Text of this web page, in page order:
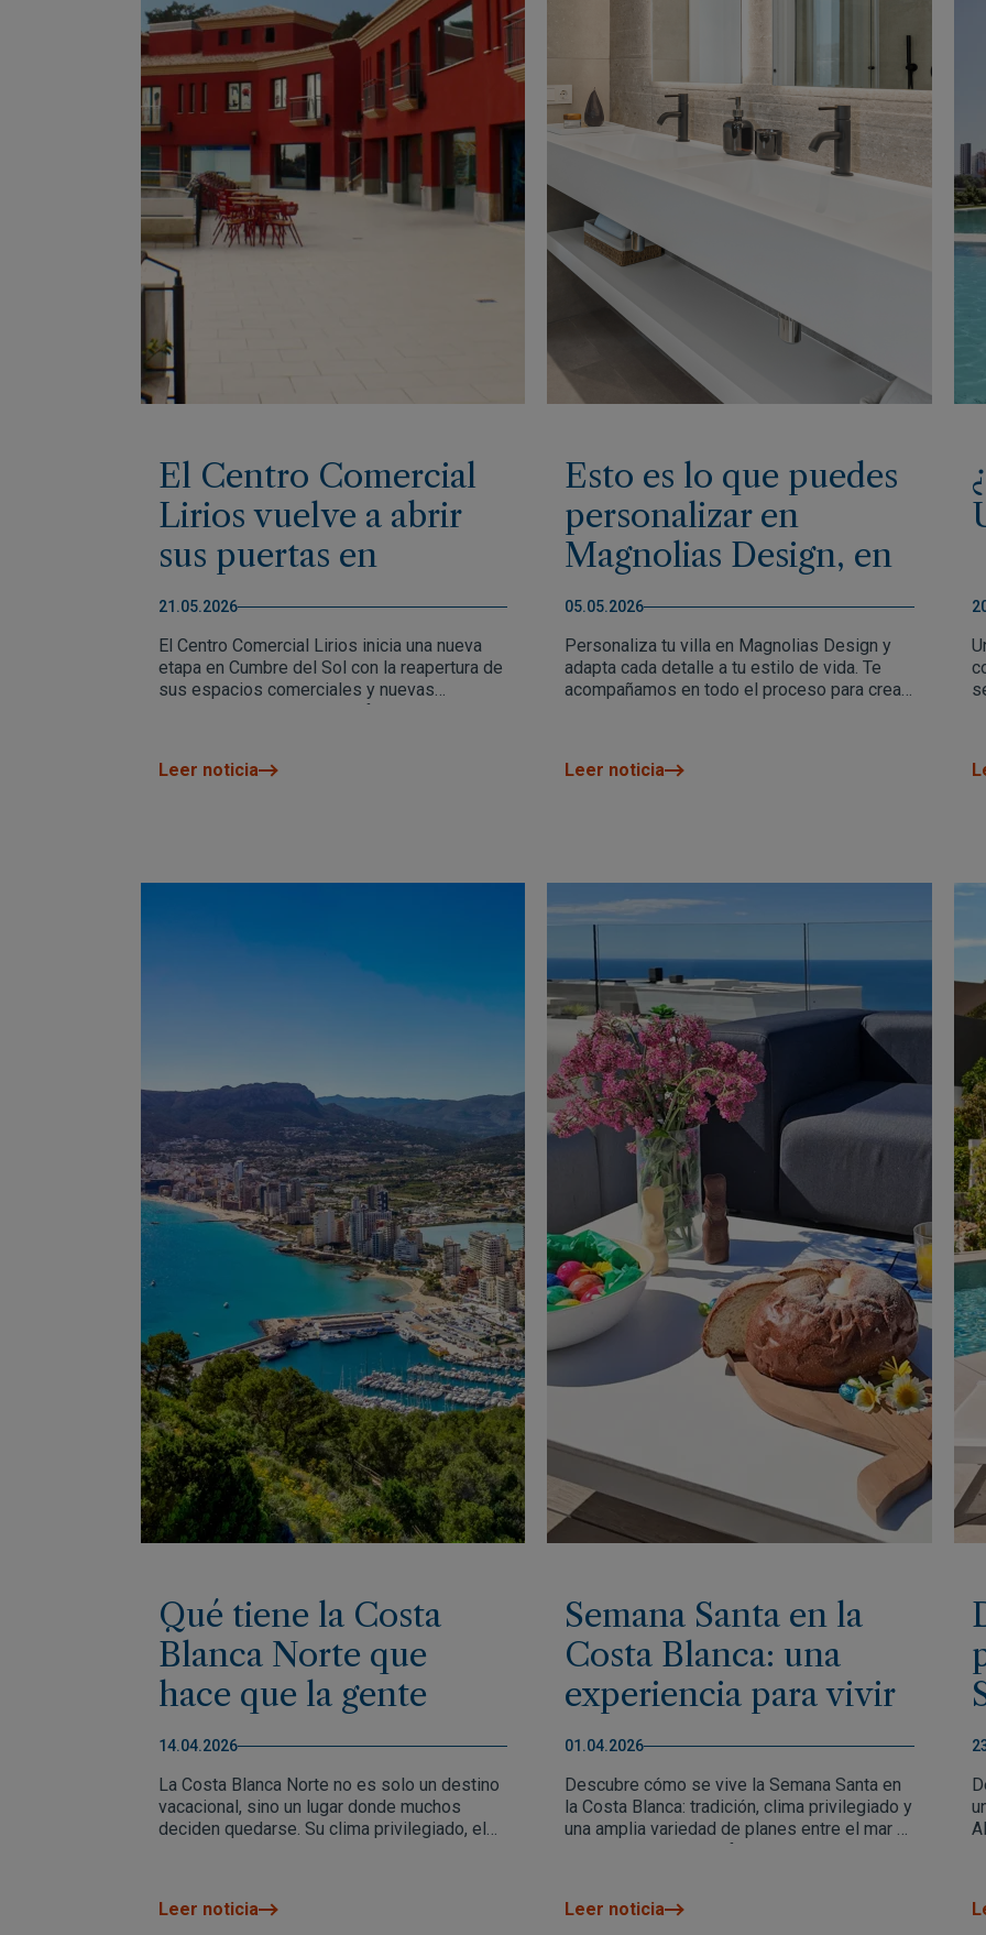
El Centro Comercial
Lirios vuelve a abrir
sus puertas en
Cumbre del Sol
21.05.2026
El Centro Comercial Lirios inicia una nueva
etapa en Cumbre del Sol con la reapertura de
sus espacios comerciales y nuevas
oportunidades de negocio frente al
encuentro activo durante todo el año.
Leer noticia
Esto es lo que puedes
personalizar en
Magnolias Design, en
Cumbre del Sol
05.05.2026
Personaliza tu villa en Magnolias Design y
adapta cada detalle a tu estilo de vida. Te
acompañamos en todo el proceso para crear
Leer noticia
Qué tiene la Costa
Blanca Norte que
hace que la gente
vuelva (y se quede)
14.04.2026
La Costa Blanca Norte no es solo un destino
vacacional, sino un lugar donde muchos
deciden quedarse. Su clima privilegiado, el
vivir o invertir.
Leer noticia
Semana Santa en la
Costa Blanca: una
experiencia para vivir
con los cinco sentidos
01.04.2026
Descubre cómo se vive la Semana Santa en
la Costa Blanca: tradición, clima privilegiado y
una amplia variedad de planes entre el mar y
la naturaleza para disfrutar al aire libre.
Leer noticia